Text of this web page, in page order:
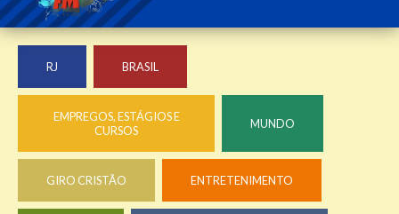
RJ BRASIL
EMPREGOS, ESTÁGIOS E
CURSOS
MUNDO
GIRO CRISTÃO ENTRETENIMENTO